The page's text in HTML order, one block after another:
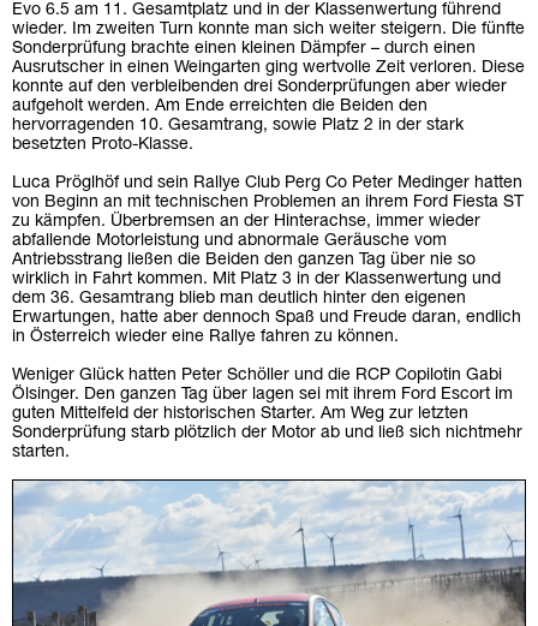
Evo 6.5 am 11. Gesamtplatz und in der Klassenwertung führend
wieder. Im zweiten Turn konnte man sich weiter steigern. Die fünfte
Sonderprüfung brachte einen kleinen Dämpfer – durch einen
Ausrutscher in einen Weingarten ging wertvolle Zeit verloren. Diese
konnte auf den verbleibenden drei Sonderprüfungen aber wieder
aufgeholt werden. Am Ende erreichten die Beiden den
hervorragenden 10. Gesamtrang, sowie Platz 2 in der stark
besetzten Proto-Klasse.
Luca Pröglhöf und sein Rallye Club Perg Co Peter Medinger hatten
von Beginn an mit technischen Problemen an ihrem Ford Fiesta ST
zu kämpfen. Überbremsen an der Hinterachse, immer wieder
abfallende Motorleistung und abnormale Geräusche vom
Antriebsstrang ließen die Beiden den ganzen Tag über nie so
wirklich in Fahrt kommen. Mit Platz 3 in der Klassenwertung und
dem 36. Gesamtrang blieb man deutlich hinter den eigenen
Erwartungen, hatte aber dennoch Spaß und Freude daran, endlich
in Österreich wieder eine Rallye fahren zu können.
Weniger Glück hatten Peter Schöller und die RCP Copilotin Gabi
Ölsinger. Den ganzen Tag über lagen sei mit ihrem Ford Escort im
guten Mittelfeld der historischen Starter. Am Weg zur letzten
Sonderprüfung starb plötzlich der Motor ab und ließ sich nichtmehr
starten.